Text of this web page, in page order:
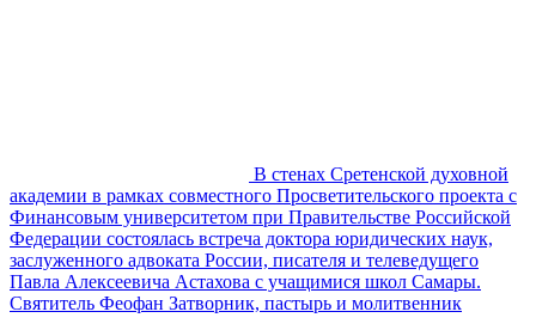
В стенах Сретенской духовной
академии в рамках совместного Просветительского проекта с
Финансовым университетом при Правительстве Российской
Федерации состоялась встреча доктора юридических наук,
заслуженного адвоката России, писателя и телеведущего
Павла Алексеевича Астахова с учащимися школ Самары.
Святитель Феофан Затворник, пастырь и молитвенник